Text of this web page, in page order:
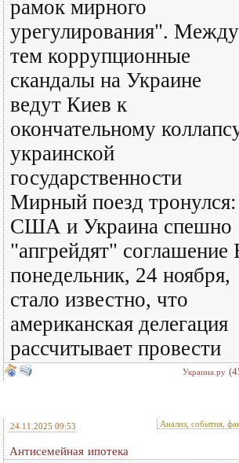
рамок мирного
урегулирования". Между
тем коррупционные
скандалы на Украине
ведут Киев к
окончательному
украинской
государственности
Мирный поезд тронулся:
США и Украина спешно
"апгрейдят" соглашение
понедельник, 24 ноября,
стало известно, что
американская делегация
рассчитывает провести
Украина.ру
24.11.2025 09:53 Анализ, события,
Антисемейная ипотека